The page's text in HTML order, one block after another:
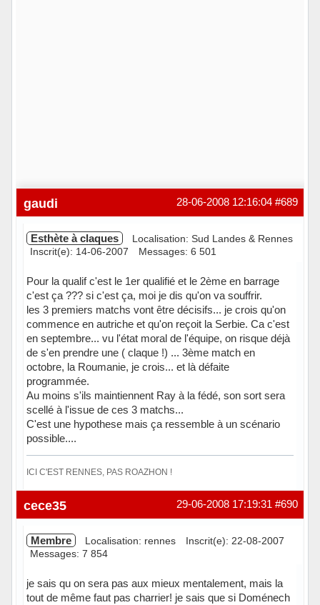
#689
28-06-2008 12:16:04
gaudi
Esthète à claques
Localisation: Sud Landes & Rennes
Inscrit(e): 14-06-2007
Messages: 6 501
Pour la qualif c'est le 1er qualifié et le 2ème en barrage
c'est ça ??? si c'est ça, moi je dis qu'on va souffrir.
les 3 premiers matchs vont être décisifs... je crois qu'on
commence en autriche et qu'on reçoit la Serbie. Ca c'est
en septembre... vu l'état moral de l'équipe, on risque déjà
de s'en prendre une ( claque !) ... 3ème match en
octobre, la Roumanie, je crois... et là défaite
programmée.
Au moins s'ils maintiennent Ray à la fédé, son sort sera
scellé à l'issue de ces 3 matchs...
C'est une hypothese mais ça ressemble à un scénario
possible....
ICI C'EST RENNES, PAS ROAZHON !
Hors ligne #690
29-06-2008 17:19:31
cece35
Membre Localisation: rennes
Inscrit(e): 22-08-2007
Messages: 7 854
je sais qu on sera pas aux mieux mentalement, mais la
tout de même faut pas charrier! je sais que si Doménech